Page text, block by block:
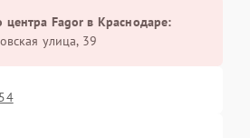
центра Fagor в Краснодаре:
улица, 39